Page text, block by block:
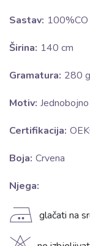
Sastav: 100%CO
Širina: 140 cm
Gramatura: 280
Motiv: Jednobojno
Certifikacija:
Boja: Crvena
Njega:
E glačati na